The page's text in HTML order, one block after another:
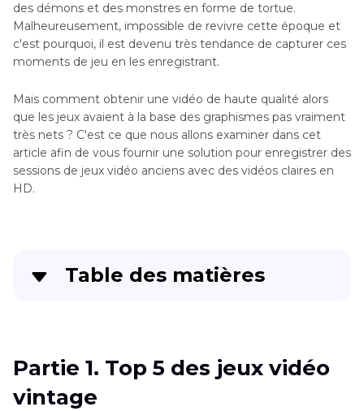
des démons et des monstres en forme de tortue.
Malheureusement, impossible de revivre cette époque et
c'est pourquoi, il est devenu très tendance de capturer ces
moments de jeu en les enregistrant.
Mais comment obtenir une vidéo de haute qualité alors
que les jeux avaient à la base des graphismes pas vraiment
très nets ? C'est ce que nous allons examiner dans cet
article afin de vous fournir une solution pour enregistrer des
sessions de jeux vidéo anciens avec des vidéos claires en
HD.
Table des matières
Partie 2
. Clarifier les vidéos de jeux vidéo
anciens avec HitPaw VikPea(Auparavant
nommé HitPaw Video Enhancer)
Partie 1. Top 5 des jeux vidéo
vintage